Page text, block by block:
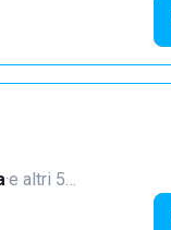
·e altri 5…